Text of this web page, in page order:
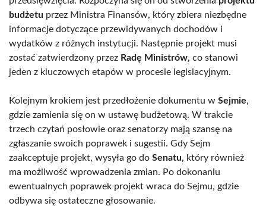
budżetu przez Ministra Finansów, który zbiera niezbędne
informacje dotyczące przewidywanych dochodów i
wydatków z różnych instytucji. Następnie projekt musi
zostać zatwierdzony przez Radę Ministrów, co stanowi
jeden z kluczowych etapów w procesie legislacyjnym.
Kolejnym krokiem jest przedłożenie dokumentu w Sejmie,
gdzie zamienia się on w ustawę budżetową. W trakcie
trzech czytań posłowie oraz senatorzy mają szansę na
zgłaszanie swoich poprawek i sugestii. Gdy Sejm
zaakceptuje projekt, wysyła go do Senatu, który również
ma możliwość wprowadzenia zmian. Po dokonaniu
ewentualnych poprawek projekt wraca do Sejmu, gdzie
odbywa się ostateczne głosowanie.